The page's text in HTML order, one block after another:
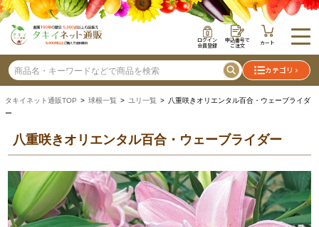
ログイン
会員登録
申込番号で
ご注文 カート
カテゴリ
タキイネット通販TOP > 球根一覧 > ユリ一覧 > 八重咲きオリエンタル百合・ウェーブライダ
ー
八重咲きオリエンタル百合・ウェーブライダー